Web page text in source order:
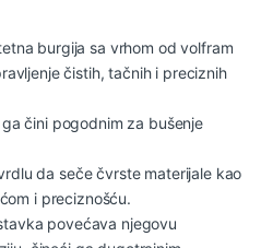
burgija sa vrhom od volfram
čistih, tačnih i preciznih
čini pogodnim za bušenje
da seče čvrste materijale kao
i preciznošću.
povećava njegovu